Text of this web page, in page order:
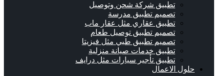
تطبيق شركة شحن وتوصيل
تصميم تطبيق مدرسة
تطبيق عقاري مثل عقار ماب
تصميم تطبيق توصيل طعام
تصميم تطبيق طبي مثل فيزيتا
تطبيق خدمات صيانة منزلية
تطبيق تأجير سيارات مثل درايف
حلول الاعمال